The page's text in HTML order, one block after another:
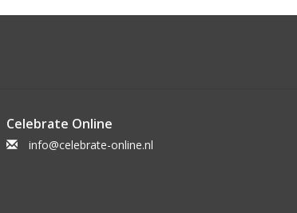
Celebrate Online
info@celebrate-online.nl